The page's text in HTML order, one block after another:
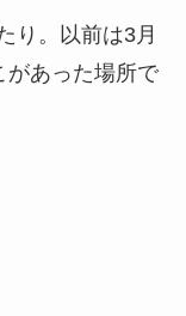
り。以前は3月
があった場所で